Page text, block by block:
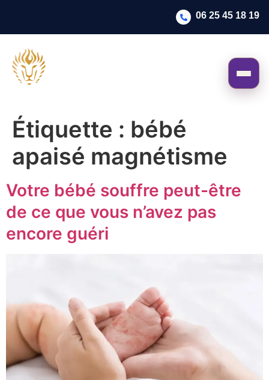
06 25 45 18 19
Étiquette : bébé
apaisé magnétisme
Votre bébé souffre peut-être
de ce que vous n’avez pas
encore guéri